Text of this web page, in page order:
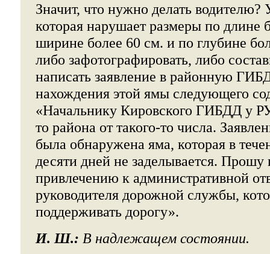
Значит, что нужно делать водителю?
которая нарушает размеры по длине
ширине более 60 см. и по глубине
либо зафотографировать, либо
написать заявление в районную
нахождения этой ямы следующего
«Начальнику Кировского ГИБДД у
то района от такого-то числа.
была обнаружена яма, которая в
десяти дней не заделывается.
привлечению к административной
руководителя дорожной службы,
поддерживать дорогу».
И. Ш.: В надлежащем состоянии.